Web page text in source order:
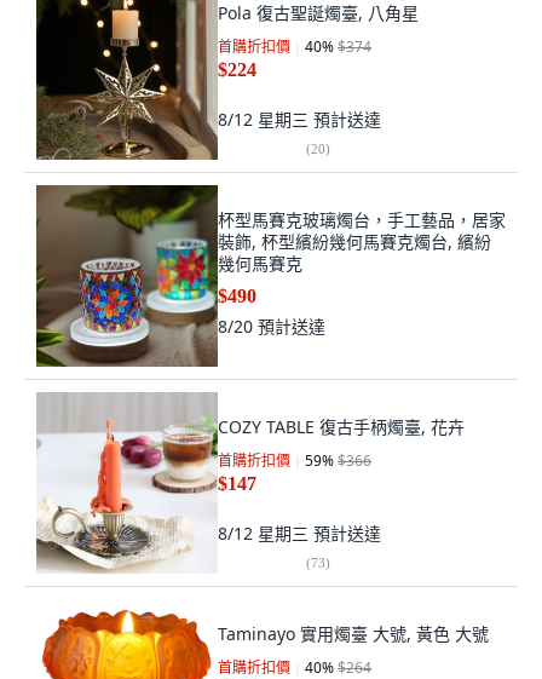
Pola 復古聖誕燭臺, 八角星
首購折扣價 40%$374
$224
8/12 星期三 預計送達
(20)
杯型馬賽克玻璃燭台，手工藝品，居家
裝飾, 杯型繽紛幾何馬賽克燭台, 繽紛
幾何馬賽克
$490
8/20 預計送達
COZY TABLE 復古手柄燭臺, 花卉
首購折扣價 59%$366
$147
8/12 星期三 預計送達
(73)
Taminayo 實用燭臺 大號, 黃色 大號
首購折扣價 40%$264